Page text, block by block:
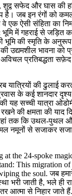
शुद्व सफेद और घास की
है। जब इन रंगों को
वे एक ऐसी संहिता का
में गहराई से जड़ित
भूमि की स्मृति के
की उद्यमशील भावना को
प्रतिबद्धता
यात्रियों की ढुलाई
के कई शानदार दृश्य
यह सच्ची यात्रा
की क्षमता की याद
तक कि उथल-पुथल
नमूनों से सजाकर
at the 24-spoke
This migration
the soul. जब
भरी जाती है, भले ही
आत्मा से निहार जाते हैं.